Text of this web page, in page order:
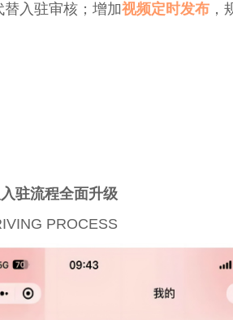
替入驻审核；增加视频定时发布 ，
驻流程全面升级
PROCESS